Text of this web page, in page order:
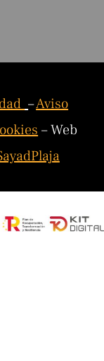
–Aviso
– Web